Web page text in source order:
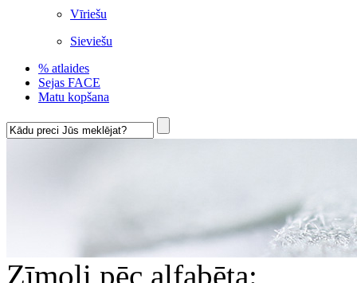
Vīriešu
Sieviešu
% atlaides
Sejas FACE
Matu kopšana
Zīmoli pēc alfabēta: